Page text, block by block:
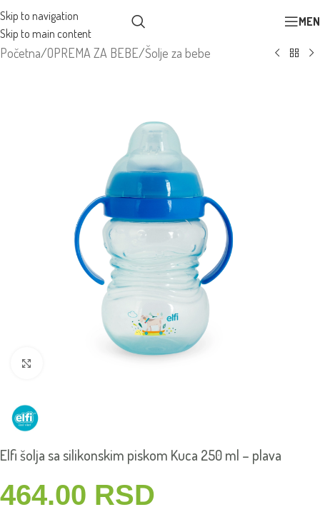
Skip to navigation
Skip to main content
Početna/OPREMA ZA BEBE/Šolje za bebe
Elfi šolja sa silikonskim piskom Kuca 250 ml – plava
464.00 RSD